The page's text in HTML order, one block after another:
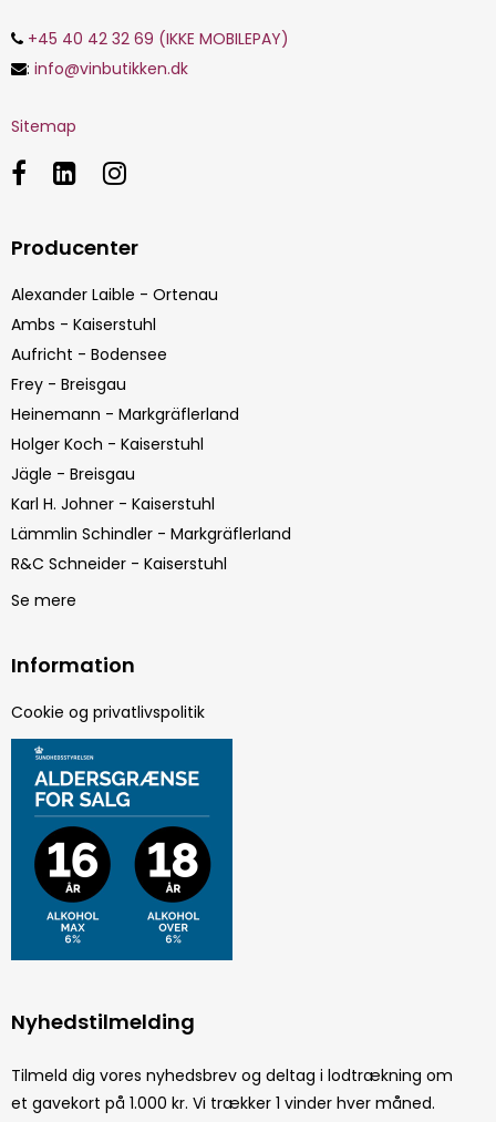
+45 40 42 32 69 (IKKE MOBILEPAY)
: info@vinbutikken.dk
Sitemap
Producenter
Alexander Laible - Ortenau
Ambs - Kaiserstuhl
Aufricht - Bodensee
Frey - Breisgau
Heinemann - Markgräflerland
Holger Koch - Kaiserstuhl
Jägle - Breisgau
Karl H. Johner - Kaiserstuhl
Lämmlin Schindler - Markgräflerland
R&C Schneider - Kaiserstuhl
Se mere
Information
Cookie og privatlivspolitik
Nyhedstilmelding
Tilmeld dig vores nyhedsbrev og deltag i lodtrækning om
et gavekort på 1.000 kr. Vi trækker 1 vinder hver måned.